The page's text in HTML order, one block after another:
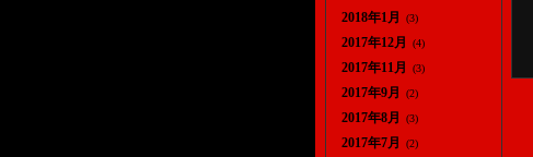
2018年1月 (3)
2017年12月 (4)
2017年11月 (3)
2017年9月 (2)
2017年8月 (3)
2017年7月 (2)